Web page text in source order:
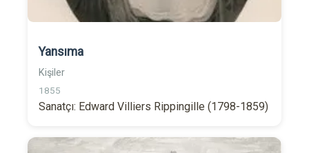
Yansıma
Kişiler
1855
Sanatçı: Edward Villiers Rippingille (1798-1859)